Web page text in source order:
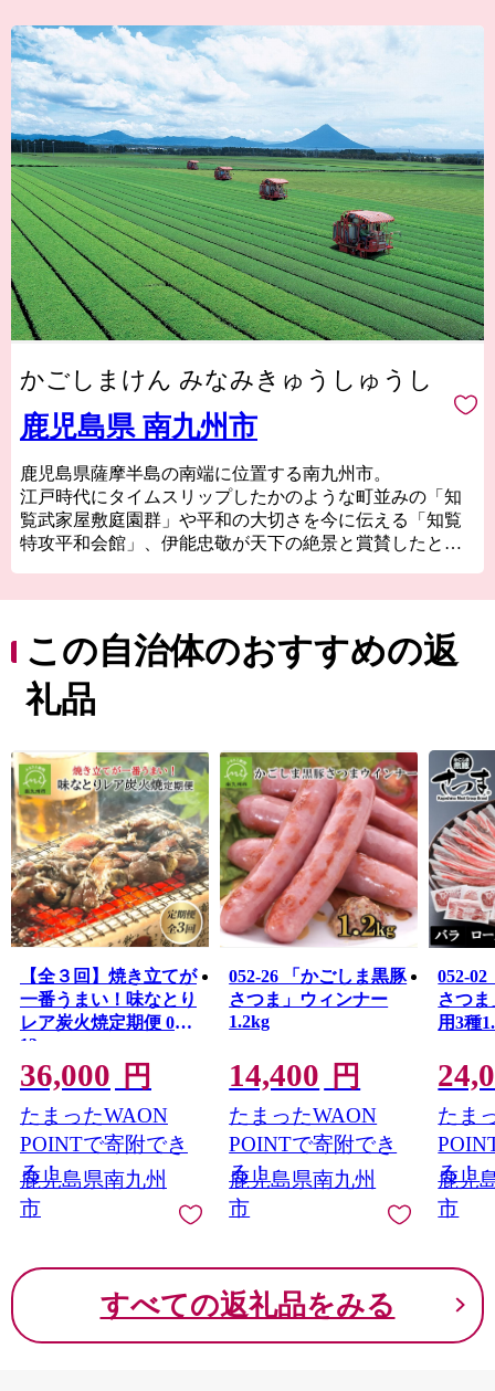
かごしまけん みなみきゅうしゅうし
鹿児島県 南九州市
鹿児島県薩摩半島の南端に位置する南九州市。
江戸時代にタイムスリップしたかのような町並みの「知
覧武家屋敷庭園群」や平和の大切さを今に伝える「知覧
特攻平和会館」、伊能忠敬が天下の絶景と賞賛したと伝
茶」や「さつまいも」などの農産物のほか、鹿児島黒
牛・黒豚をはじめ、鶏卵などの畜産物、それらの加工品
が数多くあります。
南九州市自慢の特産品を、ふるさと納税でぜひお楽しみ
■南九州市ふるさと納税品の不適正表示についてのお詫び
とご報告
本市へのふるさと納税のお礼として取り扱っていた「有
限会社水迫畜産」の牛肉の返礼品について、不適切な表
示があったことが確認されました。
寄附者の皆様には、ご心配とご迷惑をおかけしましたこ
とを、深くお詫び申し上げます。
本市では、直ちに当該事業者の返礼品に係る寄附の受付
また、既に寄附をいただき未発送の当該事業者の返礼品
について発送を見合わせておりますので、今後、個別に
ご連絡をさせていただきます。
附者の皆様には、誠意を持って真摯に対応させていただ
く所存です。
何卒ご理解賜りますようお願い申し上げます。
この自治体のおすすめの返
礼品
【全３回】焼き立てが
一番うまい！味なとり
レア炭火焼定期便 045-
13
36,000 円
たまったWAON
POINTで寄附でき
る！
鹿児島県南九州
市
052-26 「かごしま黒豚
さつま」ウィンナー
1.2kg
14,400 円
たまったWAON
POINTで寄附でき
る！
鹿児島県南九州
市
052-
さつ
用3種
たま
る！
鹿児
市
すべての返礼品をみる